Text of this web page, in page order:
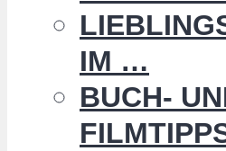
IM …
BUCH-